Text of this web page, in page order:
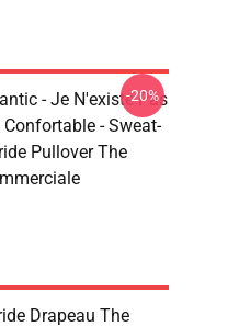
- Je N'existe Pas
- Sweat-
Pullover The
-20%
Drapeau The